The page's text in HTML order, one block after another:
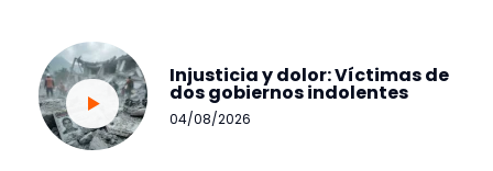
Injusticia y dolor: Víctimas de
dos gobiernos indolentes
04/08/2026